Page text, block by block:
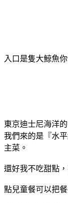
入口是隻大鯨魚
東京迪士尼海洋
我們來的是『水
主菜。
還好我不吃甜點
點兒童餐可以把餐